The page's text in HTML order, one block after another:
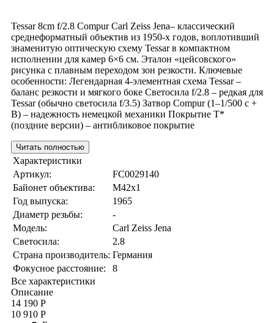
Tessar 8cm f/2.8 Compur Carl Zeiss Jena– классический
среднеформатный объектив из 1950-х годов, воплотивший
знаменитую оптическую схему Tessar в компактном
исполнении для камер 6×6 см. Эталон «цейсовского»
рисунка с плавным переходом зон резкости. Ключевые
особенности: Легендарная 4-элементная схема Tessar –
баланс резкости и мягкого боке Светосила f/2.8 – редкая для
Tessar (обычно светосила f/3.5) Затвор Compur (1–1/500 с +
B) – надежность немецкой механики Покрытие T*
(поздние версии) – антибликовое покрытие
Читать полностью
Характеристики
Артикул:
FC0029140
Байонет объектива:
M42x1
Год выпуска:
1965
Диаметр резьбы:
-
Модель:
Carl Zeiss Jena
Светосила:
2.8
Страна производитель: Германия
Фокусное расстояние:
8
Все характеристики
Описание
14 190 Р
10 910 Р